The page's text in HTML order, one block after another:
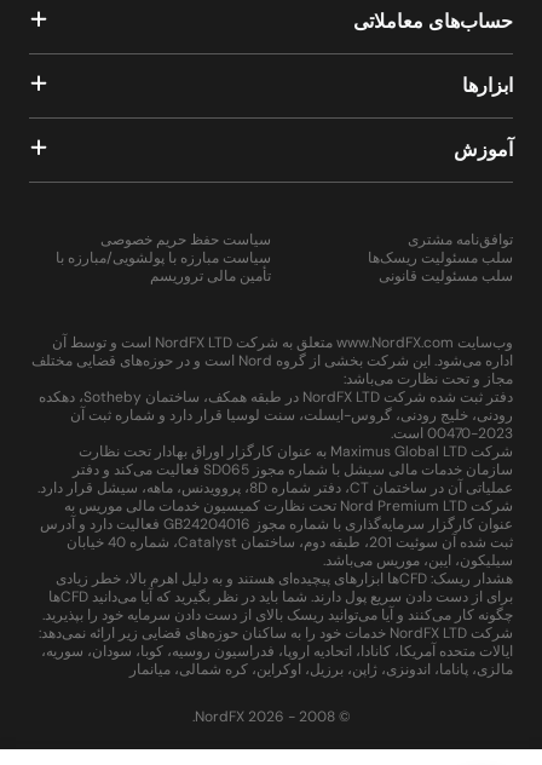
حساب‌های معاملاتی
ابزارها
آموزش
توافق‌نامه مشتری
سلب مسئولیت ریسک‌ها
سلب مسئولیت قانونی
سیاست حفظ حریم خصوصی
سیاست مبارزه با پولشویی/مبارزه با
تأمین مالی تروریسم
وب‌سایت www.NordFX.com متعلق به شرکت NordFX LTD است و توسط آن
اداره می‌شود. این شرکت بخشی از گروه Nord است و در حوزه‌های قضایی مختلف
مجاز و تحت نظارت می‌باشد:
دفتر ثبت شده شرکت NordFX LTD در طبقه همکف، ساختمان Sotheby، دهکده
رودنی، خلیج رودنی، گروس-ایسلت، سنت لوسیا قرار دارد و شماره ثبت آن
2023-00470 است.
شرکت Maximus Global LTD به عنوان کارگزار اوراق بهادار تحت نظارت
سازمان خدمات مالی سیشل با شماره مجوز SD065 فعالیت می‌کند و دفتر
عملیاتی آن در ساختمان CT، دفتر شماره 8D، پروویدنس، ماهه، سیشل قرار دارد.
شرکت Nord Premium LTD تحت نظارت کمیسیون خدمات مالی موریس به
عنوان کارگزار سرمایه‌گذاری با شماره مجوز GB24204016 فعالیت دارد و آدرس
ثبت شده آن سوئیت 201، طبقه دوم، ساختمان Catalyst، شماره 40 خیابان
سیلیکون، ایبن، موریس می‌باشد.
هشدار ریسک: CFDها ابزارهای پیچیده‌ای هستند و به دلیل اهرم بالا، خطر زیادی
برای از دست دادن سریع پول دارند. شما باید در نظر بگیرید که آیا می‌دانید CFDها
چگونه کار می‌کنند و آیا می‌توانید ریسک بالای از دست دادن سرمایه خود را بپذیرید.
شرکت NordFX LTD خدمات خود را به ساکنان حوزه‌های قضایی زیر ارائه نمی‌دهد:
ایالات متحده آمریکا، کانادا، اتحادیه اروپا، فدراسیون روسیه، کوبا، سودان، سوریه،
مالزی، پاناما، اندونزی، ژاپن، برزیل، اوکراین، کره شمالی، میانمار
© 2008 - 2026 NordFX.